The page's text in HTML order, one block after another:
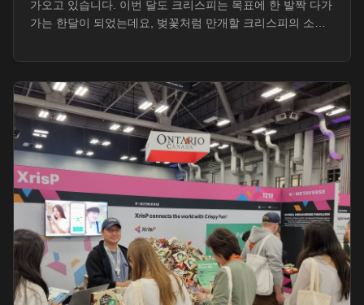
가오고 있습니다. 이번 달도 크리스피는 목표에 한 발짝 다가
가는 한달이 되었는데요, 벚꽃처럼 만개할 크리스피의 소식